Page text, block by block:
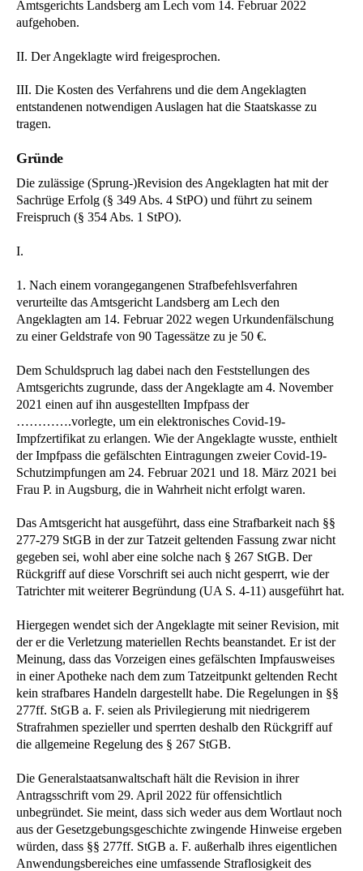
Amtsgerichts Landsberg am Lech vom 14. Februar 2022
aufgehoben.
II. Der Angeklagte wird freigesprochen.
III. Die Kosten des Verfahrens und die dem Angeklagten
entstandenen notwendigen Auslagen hat die Staatskasse zu
tragen.
Gründe
Die zulässige (Sprung-)Revision des Angeklagten hat mit der
Sachrüge Erfolg (§ 349 Abs. 4 StPO) und führt zu seinem
Freispruch (§ 354 Abs. 1 StPO).
I.
1. Nach einem vorangegangenen Strafbefehlsverfahren
verurteilte das Amtsgericht Landsberg am Lech den
Angeklagten am 14. Februar 2022 wegen Urkundenfälschung
zu einer Geldstrafe von 90 Tagessätze zu je 50 €.
Dem Schuldspruch lag dabei nach den Feststellungen des
Amtsgerichts zugrunde, dass der Angeklagte am 4. November
2021 einen auf ihn ausgestellten Impfpass der
………….vorlegte, um ein elektronisches Covid-19-
Impfzertifikat zu erlangen. Wie der Angeklagte wusste, enthielt
der Impfpass die gefälschten Eintragungen zweier Covid-19-
Schutzimpfungen am 24. Februar 2021 und 18. März 2021 bei
Frau P. in Augsburg, die in Wahrheit nicht erfolgt waren.
Das Amtsgericht hat ausgeführt, dass eine Strafbarkeit nach §§
277-279 StGB in der zur Tatzeit geltenden Fassung zwar nicht
gegeben sei, wohl aber eine solche nach § 267 StGB. Der
Rückgriff auf diese Vorschrift sei auch nicht gesperrt, wie der
Tatrichter mit weiterer Begründung (UA S. 4-11) ausgeführt hat.
Hiergegen wendet sich der Angeklagte mit seiner Revision, mit
der er die Verletzung materiellen Rechts beanstandet. Er ist der
Meinung, dass das Vorzeigen eines gefälschten Impfausweises
in einer Apotheke nach dem zum Tatzeitpunkt geltenden Recht
kein strafbares Handeln dargestellt habe. Die Regelungen in §§
277ff. StGB a. F. seien als Privilegierung mit niedrigerem
Strafrahmen spezieller und sperrten deshalb den Rückgriff auf
die allgemeine Regelung des § 267 StGB.
Die Generalstaatsanwaltschaft hält die Revision in ihrer
Antragsschrift vom 29. April 2022 für offensichtlich
unbegründet. Sie meint, dass sich weder aus dem Wortlaut noch
aus der Gesetzgebungsgeschichte zwingende Hinweise ergeben
würden, dass §§ 277ff. StGB a. F. außerhalb ihres eigentlichen
Anwendungsbereiches eine umfassende Straflosigkeit des